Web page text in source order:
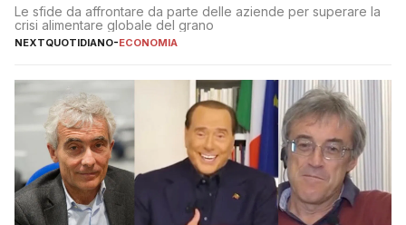
Le sfide da affrontare da parte delle aziende per superare la
crisi alimentare globale del grano
NEXTQUOTIDIANO-ECONOMIA